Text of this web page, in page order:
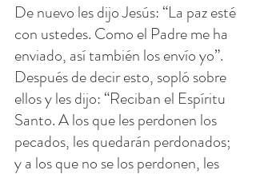
De nuevo les dijo Jesús: “La paz esté
con ustedes. Como el Padre me ha
enviado, así también los envío yo”.
Después de decir esto, sopló sobre
ellos y les dijo: “Reciban el Espíritu
Santo. A los que les perdonen los
pecados, les quedarán perdonados;
y a los que no se los perdonen, les